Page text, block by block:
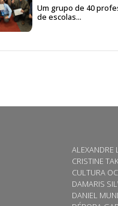
Um grupo de 40
de escolas...
ALEXANDRE
CRISTINE
CULTURA
DAMARIS
DANIEL